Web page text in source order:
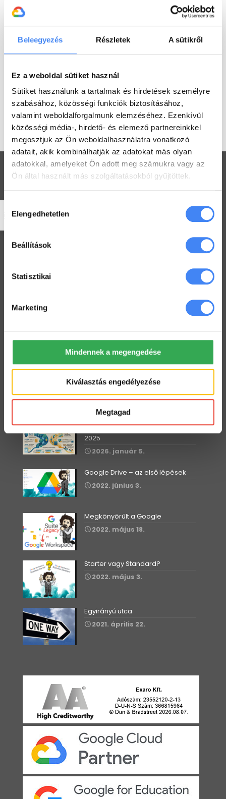
Beleegyezés Részletek A sütikről
Ez a weboldal sütiket használ
Sütiket használunk a tartalmak és hirdetések személyre
szabásához, közösségi funkciók biztosításához,
valamint weboldalforgalmunk elemzéséhez. Ezenkívül
közösségi média-, hirdető- és elemező partnereinkkel
megosztjuk az Ön weboldalhasználatra vonatkozó
adatait, akik kombinálhatják az adatokat más olyan
adatokkal, amelyeket Ön adott meg számukra vagy az
Ön által használt más szolgáltatásokból gyűjtöttek.
kiválasztása
Elengedhetetlen
Beállítások
Statisztikai
Marketing
Mindennek a megengedése
Kiválasztás engedélyezése
Megtagad
néhány magyar IT-cégnek, amelyek
Workspace bevezetéssel és
support-tal foglalkoznak. Jelenleg
vagyunk jogosultak Google for
Education és Google Workspace
támogatásra.
2022. július 25.
2022. július 19.
Dolgozz zip fájlokkal a Drive-ban
2022. július 12.
Google Workspace vs. MS365 –
2025
2026. január 5.
Google Drive – az első lépések
2022. június 3.
Megkönyörült a Google
2022. május 18.
Starter vagy Standard?
2022. május 3.
Egyirányú utca
2021. április 22.